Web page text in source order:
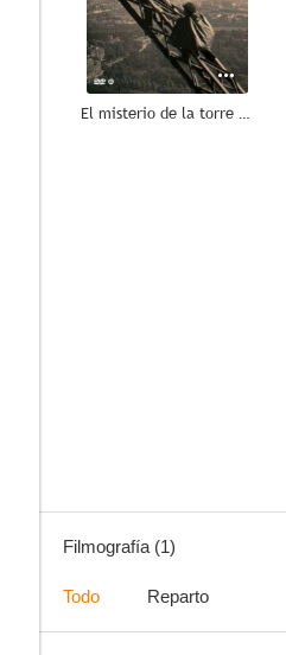
El misterio de la torre Eiffel
Filmografía (1)
Todo Reparto